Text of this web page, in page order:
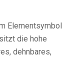
Elementsymbol
die hohe
dehnbares,